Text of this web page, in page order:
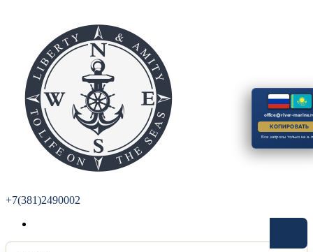
+7(381)2490002
office@river-
КОПИРОВАТЬ
Все запросы только на e-